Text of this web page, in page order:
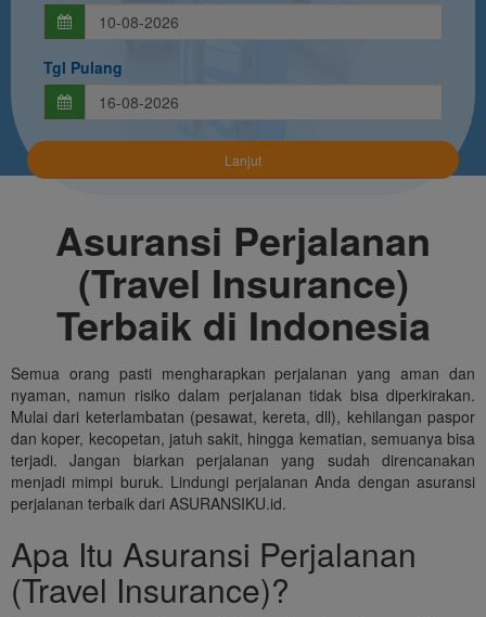
Tgl Pulang
Asuransi Perjalanan
(Travel Insurance)
Terbaik di Indonesia
Semua orang pasti mengharapkan perjalanan yang aman dan
nyaman, namun risiko dalam perjalanan tidak bisa diperkirakan.
Mulai dari keterlambatan (pesawat, kereta, dll), kehilangan paspor
dan koper, kecopetan, jatuh sakit, hingga kematian, semuanya bisa
terjadi. Jangan biarkan perjalanan yang sudah direncanakan
menjadi mimpi buruk. Lindungi perjalanan Anda dengan asuransi
perjalanan terbaik dari ASURANSIKU.id.
Apa Itu Asuransi Perjalanan
(Travel Insurance)?